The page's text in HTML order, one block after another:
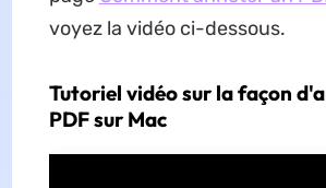
voyez la vidéo ci-dessous.
Tutoriel vidéo sur la façon
PDF sur Mac